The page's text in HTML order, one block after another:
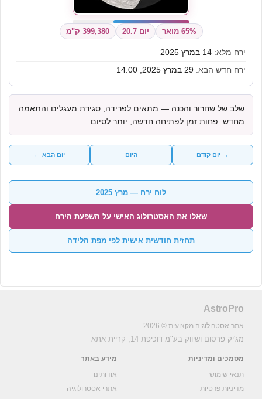
65% מואר יום 20.7 399,380 ק"מ
ירח מלא:
ירח חדש הבא:
שלב של שחרור והכנה — מתאים לפרידה, סגירת מעגלים והתאמה
מחדש. פחות זמן לפתיחה חדשה, יותר לסיום.
→ יום קודם היום יום הבא ←
לוח ירח — מרץ 2025
שאלו את האסטרולוג האישי על השפעת הירח
תחזית חודשית אישית לפי מפת הלידה
AstroPro
אתר אסטרולוגיה מקצועית © 2026
מג'יק פרסום ושיווק בע"מ דוכיפת 14, קריית אתא
מסמכים ומדיניות
תנאי שימוש
מדיניות פרטיות
מידע באתר
אודותינו
אתרי אסטרולוגיה